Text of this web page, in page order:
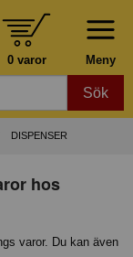
Meny
0 varor
Sök
DISPENSER
hos
varor. Du kan även